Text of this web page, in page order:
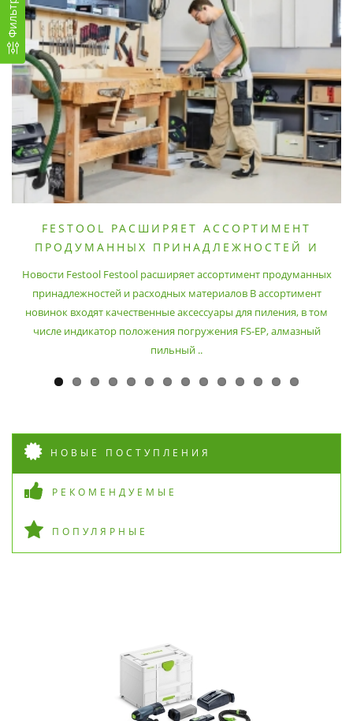
Фильтр
FESTOOL РАСШИРЯЕТ АССОРТИМЕНТ
ПРОДУМАННЫХ ПРИНАДЛЕЖНОСТЕЙ И
Новости Festool Festool расширяет ассортимент продуманных
принадлежностей и расходных материалов В ассортимент
новинок входят качественные аксессуары для пиления, в том
числе индикатор положения погружения FS-EP, алмазный
пильный ..
НОВЫЕ ПОСТУПЛЕНИЯ
РЕКОМЕНДУЕМЫЕ
ПОПУЛЯРНЫЕ